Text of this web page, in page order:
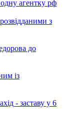
агентку рф
з
до
із
- заставу у 6